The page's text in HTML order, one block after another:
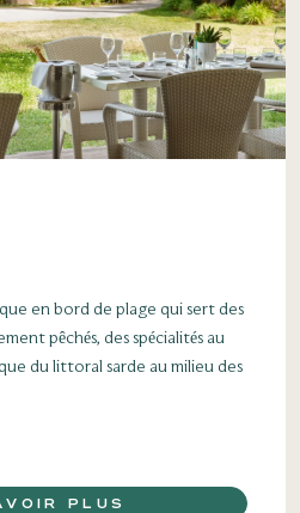
en bord de plage qui sert des
pêchés, des spécialités au
du littoral sarde au milieu des
PLUS